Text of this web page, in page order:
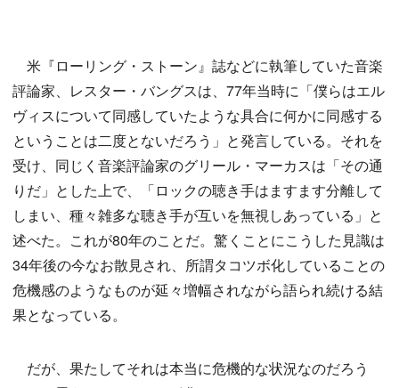
米『ローリング・ストーン』誌などに執筆していた音楽
評論家、レスター・バングスは、77年当時に「僕らはエル
ヴィスについて同感していたような具合に何かに同感する
ということは二度とないだろう」と発言している。それを
受け、同じく音楽評論家のグリール・マーカスは「その通
りだ」とした上で、「ロックの聴き手はますます分離して
しまい、種々雑多な聴き手が互いを無視しあっている」と
述べた。これが80年のことだ。驚くことにこうした見識は
34年後の今なお散見され、所謂タコツボ化していることの
危機感のようなものが延々増幅されながら語られ続ける結
果となっている。
だが、果たしてそれは本当に危機的な状況なのだろう